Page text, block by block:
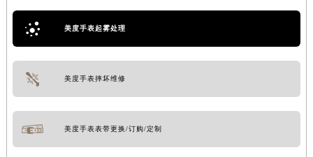
美度手表起雾处理
美度手表摔坏维修
美度手表表带更换/订购/定制